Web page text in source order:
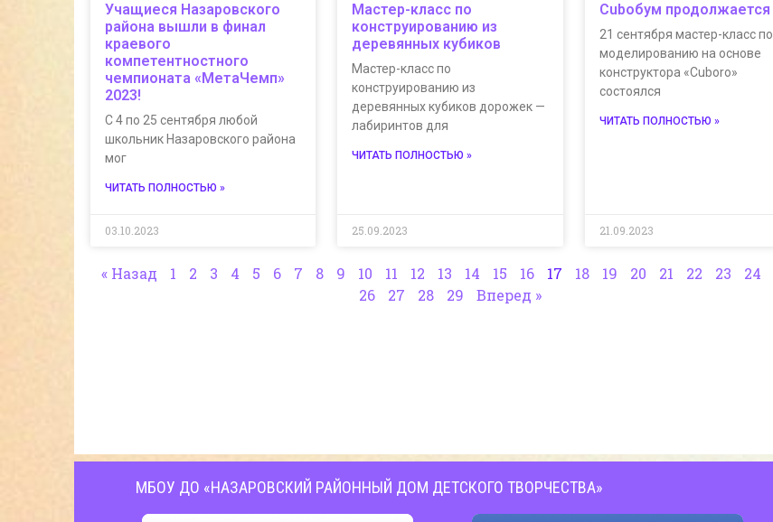
Учащиеся Назаровского
района вышли в финал
краевого
компетентностного
чемпионата «МетаЧемп»
2023!
С 4 по 25 сентября любой
школьник Назаровского района
мог
ЧИТАТЬ ПОЛНОСТЬЮ »
03.10.2023
Мастер-класс по
конструированию из
деревянных кубиков
Мастер-класс по
конструированию из
деревянных кубиков дорожек —
лабиринтов для
ЧИТАТЬ ПОЛНОСТЬЮ »
25.09.2023
Сuboбум продолжается
21 сентября мастер-класс по
моделированию на основе
конструктора «Cuboro»
состоялся
ЧИТАТЬ ПОЛНОСТЬЮ »
21.09.2023
« Назад 1 2 3 4 5 6 7 8 9 10 11 12 13 14 15 16 17 18 19 20 21 22 23 24
26
27 28 29 Вперед »
МБОУ ДО «НАЗАРОВСКИЙ РАЙОННЫЙ ДОМ ДЕТСКОГО ТВОРЧЕСТВА»